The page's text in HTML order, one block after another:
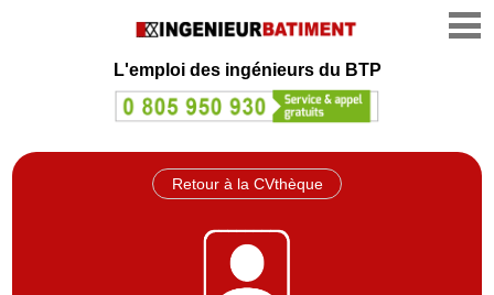
L'emploi des ingénieurs du BTP
Retour à la CVthèque